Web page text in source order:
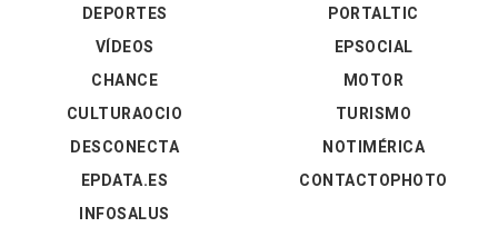
DEPORTES
VÍDEOS
PORTALTIC
EPSOCIAL
CHANCE
CULTURAOCIO
DESCONECTA
EPDATA.ES
INFOSALUS
MOTOR
TURISMO
NOTIMÉRICA
CONTACTOPHOTO